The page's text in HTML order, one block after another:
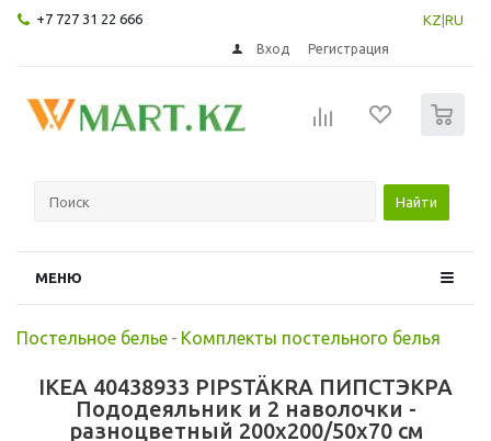
+7 727 31 22 666 KZ RU
Вход Регистрация
Найти
МЕНЮ
Постельное белье - Комплекты постельного белья
IKEA 40438933 PIPSTÄKRA ПИПСТЭКРА
Пододеяльник и 2 наволочки -
разноцветный 200x200/50x70 см